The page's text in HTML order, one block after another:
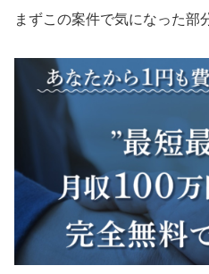
まずこの案件で気になった部